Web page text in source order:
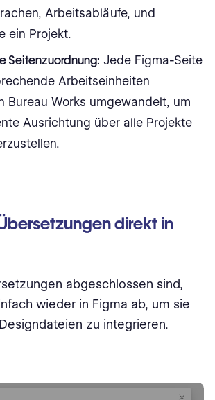
Arbeitsabläufe, und
ein Projekt.
Seitenzuordnung: Jede Figma-Seite
Arbeitseinheiten
Bureau Works umgewandelt, um
Ausrichtung über alle Projekte
direkt in
abgeschlossen sind,
wieder in Figma ab, um sie
zu integrieren.